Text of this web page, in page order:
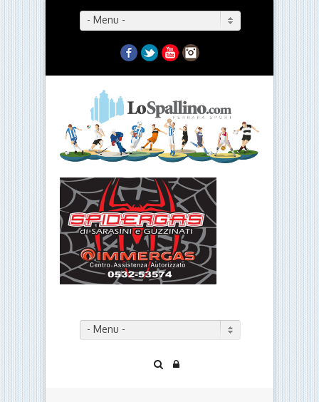
- Menu -
Facebook
TwitterYouTubeInstagram
- Menu -